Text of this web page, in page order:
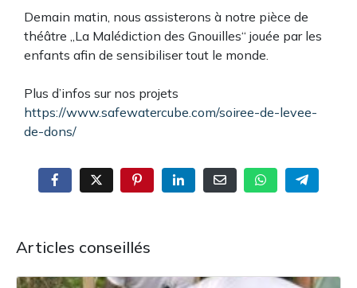
Demain matin, nous assisterons à notre pièce de
théâtre „La Malédiction des Gnouilles“ jouée par les
enfants afin de sensibiliser tout le monde.
Plus d’infos sur nos projets
https://www.safewatercube.com/soiree-de-levee-
de-dons/
Articles conseillés